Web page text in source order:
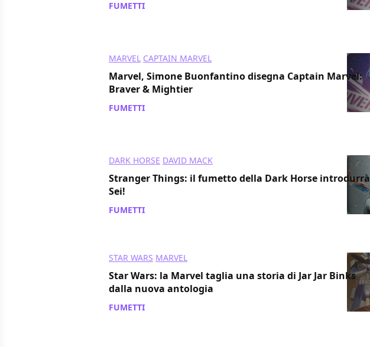
FUMETTI
MARVEL CAPTAIN MARVEL
Marvel, Simone Buonfantino disegna Captain Marvel:
Braver & Mightier
FUMETTI
DARK HORSE DAVID MACK
Stranger Things: il fumetto della Dark Horse introdurrà
Sei!
FUMETTI
STAR WARS MARVEL
Star Wars: la Marvel taglia una storia di Jar Jar Binks
dalla nuova antologia
FUMETTI